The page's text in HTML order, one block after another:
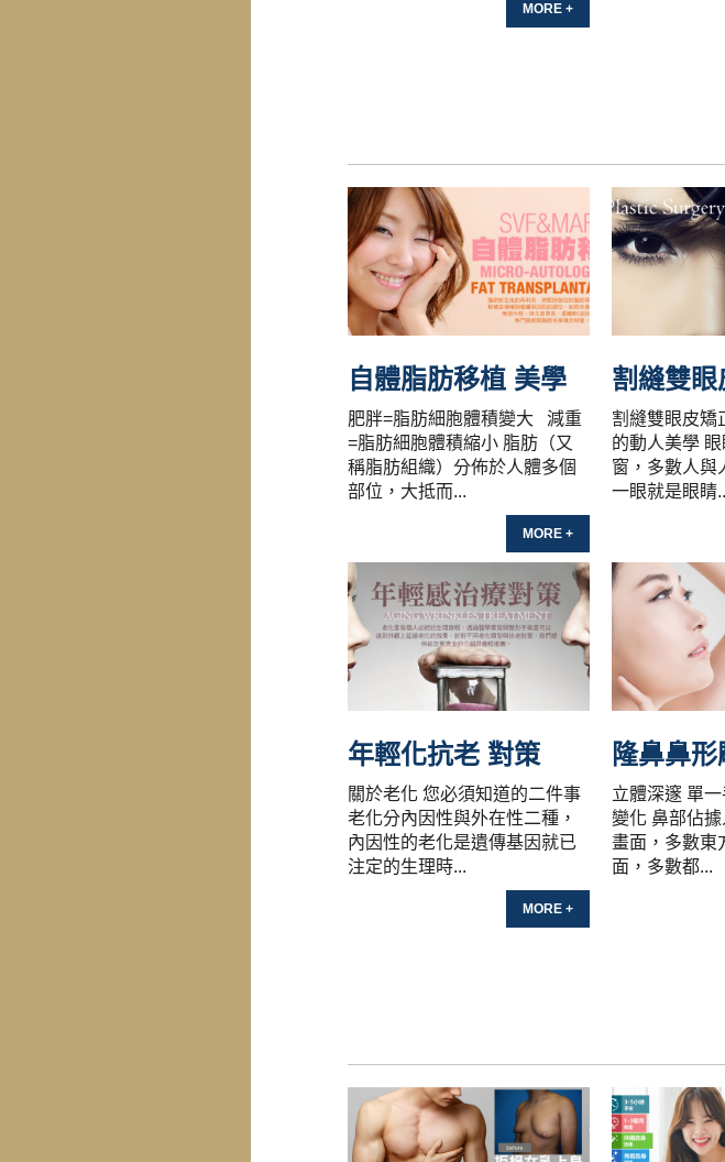
MORE +
自體脂肪移植 美學
肥胖=脂肪細胞體積變大 減重
=脂肪細胞體積縮小 脂肪（又
稱脂肪組織）分佈於人體多個
部位，大抵而...
MORE +
割縫雙眼皮矯
的動人美學
窗，多數人與
一眼就是眼睛
年輕化抗老 對策
關於老化 您必須知道的二件事
老化分內因性與外在性二種，
內因性的老化是遺傳基因就已
注定的生理時...
MORE +
立體深邃 單
變化 鼻部佔
畫面，多數東
面，多數都...